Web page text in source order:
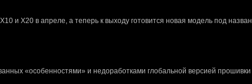
и X20 в апреле, а теперь к выходу готовится новая модель под
«особенностями» и недоработками глобальной версией